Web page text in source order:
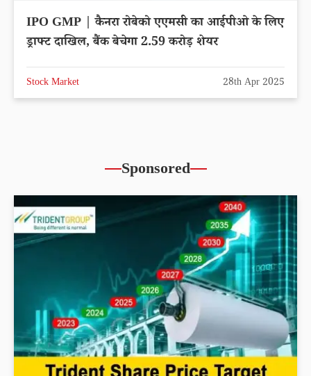
IPO GMP | कैनरा रोबेको एएमसी का आईपीओ के लिए
ड्राफ्ट दाखिल, बैंक बेचेगा 2.59 करोड़ शेयर
Stock Market 28th Apr 2025
Sponsored